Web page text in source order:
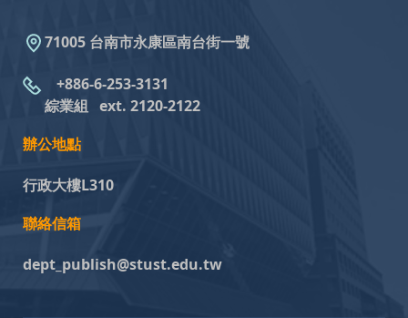
71005 台南市永康區南台街一號
+886-6-253-3131
綜業組 ext. 2120-2122
辦公地點
行政大樓L310
聯絡信箱
dept_publish@stust.edu.tw